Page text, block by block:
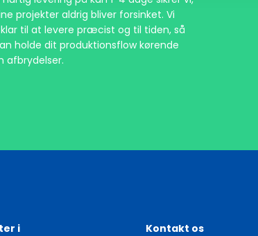
projekter aldrig bliver forsinket. Vi
til at levere præcist og til tiden, så
holde dit produktionsflow kørende
afbrydelser.
i Kontakt os